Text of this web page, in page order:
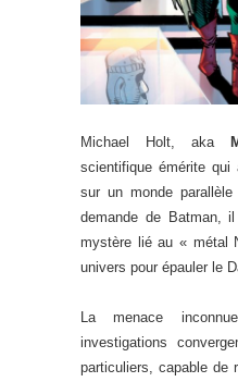
Michael Holt, aka
scientifique émérite
sur un monde
demande de Batman,
mystère lié au « métal
univers pour épauler le
La menace
investigations
particuliers, capable de